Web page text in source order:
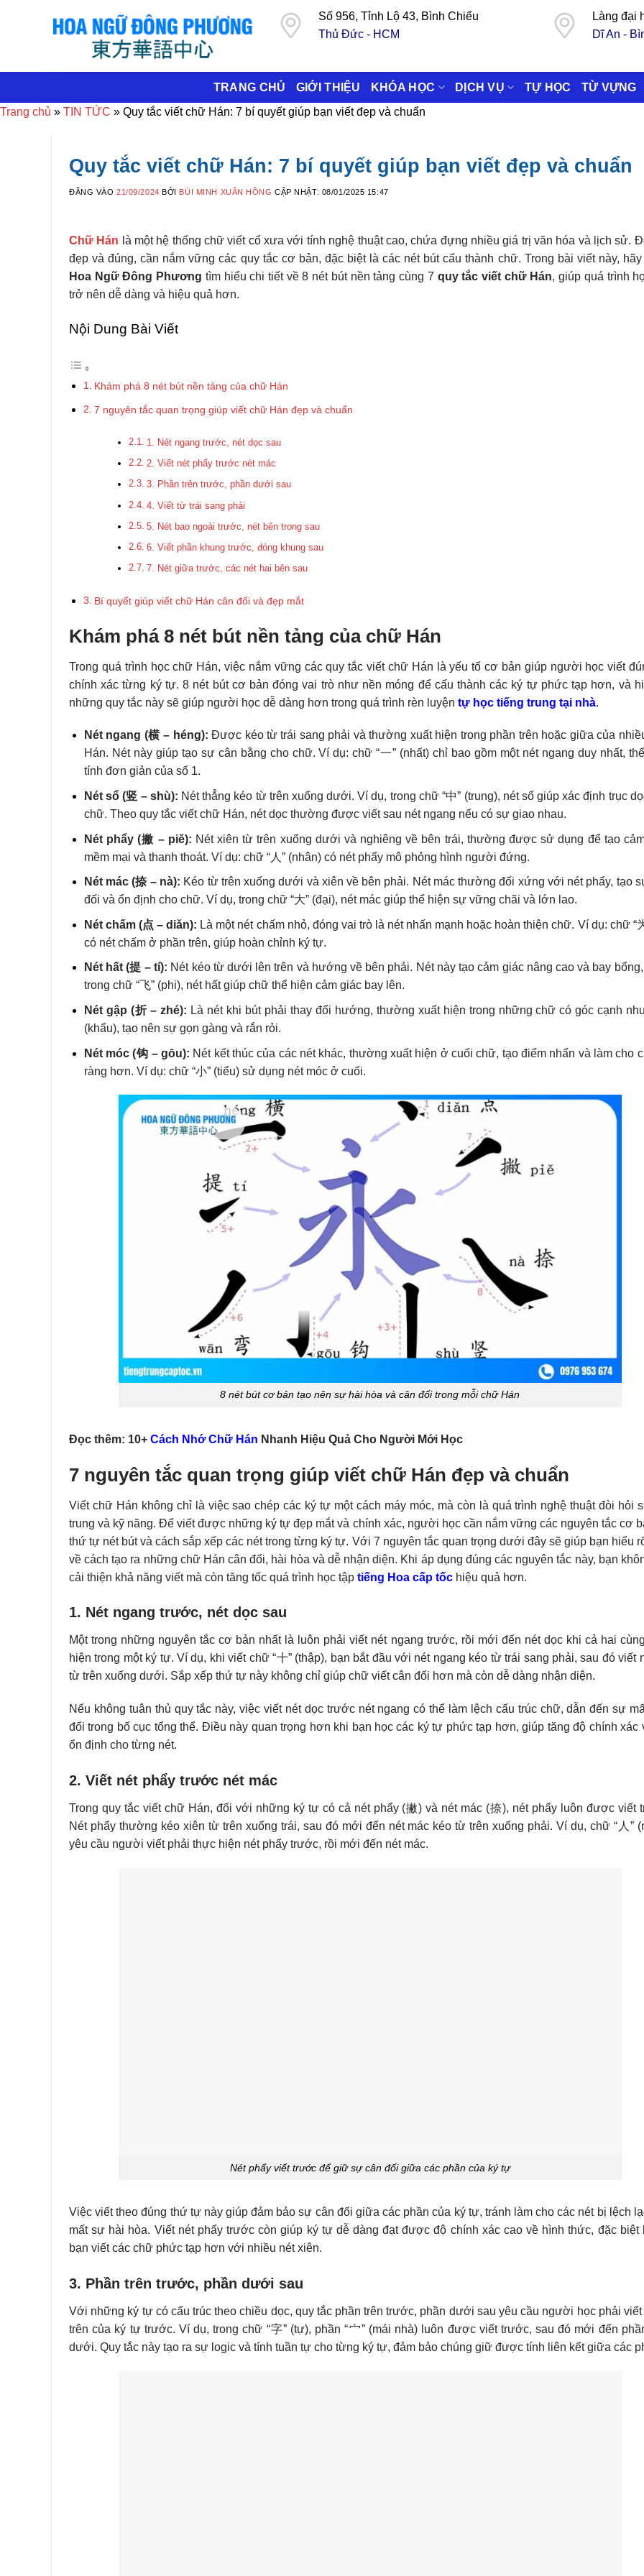
Số 956, Tỉnh Lộ 43, Bình Chiểu
Thủ Đức - HCM
Làng đại
Dĩ An -
TRANG CHỦ GIỚI THIỆU KHÓA HỌC DỊCH VỤ TỰ HỌC TỪ VỰNG
Trang chủ » TIN TỨC » Quy tắc viết chữ Hán: 7 bí quyết giúp bạn viết đẹp và chuẩn
Quy tắc viết chữ Hán: 7 bí quyết giúp bạn viết đẹp và chuẩn
ĐĂNG VÀO21/09/2024 BỞI BÙI MINH XUÂN HỒNG CẬP NHẬT: 08/01/2025 15:47
Chữ Hán là một hệ thống chữ viết cổ xưa với tính nghệ thuật cao, chứa đựng nhiều giá trị văn hóa và lịch sử.
đẹp và đúng, cần nắm vững các quy tắc cơ bản, đặc biệt là các nét bút cấu thành chữ. Trong bài viết này, hãy
Hoa Ngữ Đông Phương tìm hiểu chi tiết về 8 nét bút nền tảng cùng 7 quy tắc viết chữ Hán, giúp quá trình
trở nên dễ dàng và hiệu quả hơn.
Nội Dung Bài Viết
Khám phá 8 nét bút nền tảng của chữ Hán
7 nguyên tắc quan trọng giúp viết chữ Hán đẹp và chuẩn
1. Nét ngang trước, nét dọc sau
2. Viết nét phẩy trước nét mác
3. Phần trên trước, phần dưới sau
4. Viết từ trái sang phải
5. Nét bao ngoài trước, nét bên trong sau
6. Viết phần khung trước, đóng khung sau
7. Nét giữa trước, các nét hai bên sau
Bí quyết giúp viết chữ Hán cân đối và đẹp mắt
Khám phá 8 nét bút nền tảng của chữ Hán
Trong quá trình học chữ Hán, việc nắm vững các quy tắc viết chữ Hán là yếu tố cơ bản giúp người học viết
chính xác từng ký tự. 8 nét bút cơ bản đóng vai trò như nền móng để cấu thành các ký tự phức tạp hơn, và
những quy tắc này sẽ giúp người học dễ dàng hơn trong quá trình rèn luyện tự học tiếng trung tại nhà.
Nét ngang (横 – héng): Được kéo từ trái sang phải và thường xuất hiện trong phần trên hoặc giữa của
Hán. Nét này giúp tạo sự cân bằng cho chữ. Ví dụ: chữ “一” (nhất) chỉ bao gồm một nét ngang duy nhất,
tính đơn giản của số 1.
Nét sổ (竖 – shù): Nét thẳng kéo từ trên xuống dưới. Ví dụ, trong chữ “中” (trung), nét sổ giúp xác định trục
chữ. Theo quy tắc viết chữ Hán, nét dọc thường được viết sau nét ngang nếu có sự giao nhau.
Nét phẩy (撇 – piě): Nét xiên từ trên xuống dưới và nghiêng về bên trái, thường được sử dụng để tạo
mềm mại và thanh thoát. Ví dụ: chữ “人” (nhân) có nét phẩy mô phỏng hình người đứng.
Nét mác (捺 – nà): Kéo từ trên xuống dưới và xiên về bên phải. Nét mác thường đối xứng với nét phẩy, tạo
đối và ổn định cho chữ. Ví dụ, trong chữ “大” (đại), nét mác giúp thể hiện sự vững chãi và lớn lao.
Nét chấm (点 – diǎn): Là một nét chấm nhỏ, đóng vai trò là nét nhấn mạnh hoặc hoàn thiện chữ. Ví dụ: chữ “
có nét chấm ở phần trên, giúp hoàn chỉnh ký tự.
Nét hất (提 – tí): Nét kéo từ dưới lên trên và hướng về bên phải. Nét này tạo cảm giác nâng cao và bay
trong chữ “飞” (phi), nét hất giúp chữ thể hiện cảm giác bay lên.
Nét gập (折 – zhé): Là nét khi bút phải thay đổi hướng, thường xuất hiện trong những chữ có góc cạnh
(khẩu), tạo nên sự gọn gàng và rắn rỏi.
Nét móc (钩 – gōu): Nét kết thúc của các nét khác, thường xuất hiện ở cuối chữ, tạo điểm nhấn và làm cho
ràng hơn. Ví dụ: chữ “小” (tiểu) sử dụng nét móc ở cuối.
8 nét bút cơ bản tạo nên sự hài hòa và cân đối trong mỗi chữ Hán
Đọc thêm: 10+ Cách Nhớ Chữ Hán Nhanh Hiệu Quả Cho Người Mới Học
7 nguyên tắc quan trọng giúp viết chữ Hán đẹp và chuẩn
Viết chữ Hán không chỉ là việc sao chép các ký tự một cách máy móc, mà còn là quá trình nghệ thuật đòi hỏi
trung và kỹ năng. Để viết được những ký tự đẹp mắt và chính xác, người học cần nắm vững các nguyên tắc cơ
thứ tự nét bút và cách sắp xếp các nét trong từng ký tự. Với 7 nguyên tắc quan trọng dưới đây sẽ giúp bạn hiểu
về cách tạo ra những chữ Hán cân đối, hài hòa và dễ nhận diện. Khi áp dụng đúng các nguyên tắc này, bạn
cải thiện khả năng viết mà còn tăng tốc quá trình học tập tiếng Hoa cấp tốc hiệu quả hơn.
1. Nét ngang trước, nét dọc sau
Một trong những nguyên tắc cơ bản nhất là luôn phải viết nét ngang trước, rồi mới đến nét dọc khi cả hai
hiện trong một ký tự. Ví dụ, khi viết chữ “十” (thập), bạn bắt đầu với nét ngang kéo từ trái sang phải, sau đó viết
từ trên xuống dưới. Sắp xếp thứ tự này không chỉ giúp chữ viết cân đối hơn mà còn dễ dàng nhận diện.
Nếu không tuân thủ quy tắc này, việc viết nét dọc trước nét ngang có thể làm lệch cấu trúc chữ, dẫn đến sự
đối trong bố cục tổng thể. Điều này quan trọng hơn khi bạn học các ký tự phức tạp hơn, giúp tăng độ chính xác
ổn định cho từng nét.
2. Viết nét phẩy trước nét mác
Trong quy tắc viết chữ Hán, đối với những ký tự có cả nét phẩy (撇) và nét mác (捺), nét phẩy luôn được viết
Nét phẩy thường kéo xiên từ trên xuống trái, sau đó mới đến nét mác kéo từ trên xuống phải. Ví dụ, chữ “人”
yêu cầu người viết phải thực hiện nét phẩy trước, rồi mới đến nét mác.
Nét phẩy viết trước để giữ sự cân đối giữa các phần của ký tự
Việc viết theo đúng thứ tự này giúp đảm bảo sự cân đối giữa các phần của ký tự, tránh làm cho các nét bị lệch
mất sự hài hòa. Viết nét phẩy trước còn giúp ký tự dễ dàng đạt được độ chính xác cao về hình thức, đặc biệt
bạn viết các chữ phức tạp hơn với nhiều nét xiên.
3. Phần trên trước, phần dưới sau
Với những ký tự có cấu trúc theo chiều dọc, quy tắc phần trên trước, phần dưới sau yêu cầu người học phải viết
trên của ký tự trước. Ví dụ, trong chữ “字” (tự), phần “宀” (mái nhà) luôn được viết trước, sau đó mới đến
dưới. Quy tắc này tạo ra sự logic và tính tuần tự cho từng ký tự, đảm bảo chúng giữ được tính liên kết giữa các